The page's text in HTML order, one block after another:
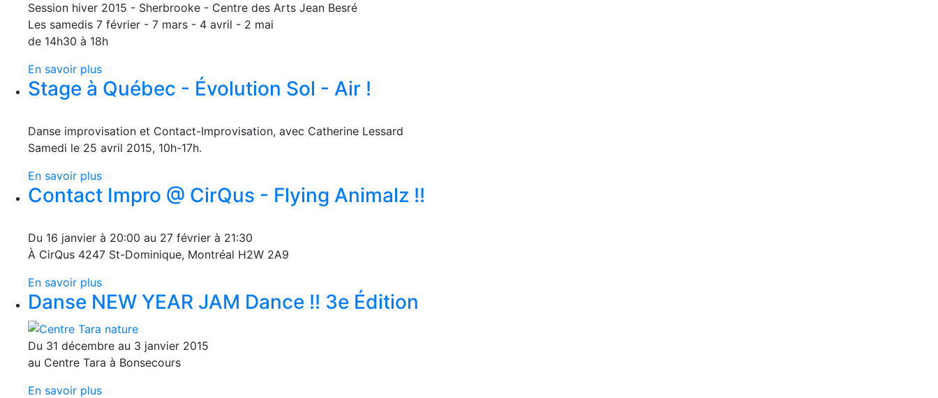
Session hiver 2015 - Sherbrooke - Centre des Arts Jean Besré
Les samedis 7 février - 7 mars - 4 avril - 2 mai
de 14h30 à 18h
En savoir plus
Stage à Québec - Évolution Sol - Air !
Danse improvisation et Contact-Improvisation, avec Catherine Lessard
Samedi le 25 avril 2015, 10h-17h.
En savoir plus
Contact Impro @ CirQus - Flying Animalz !!
Du 16 janvier à 20:00 au 27 février à 21:30
À CirQus 4247 St-Dominique, Montréal H2W 2A9
En savoir plus
Danse NEW YEAR JAM Dance !! 3e Édition
Du 31 décembre au 3 janvier 2015
au Centre Tara à Bonsecours
En savoir plus